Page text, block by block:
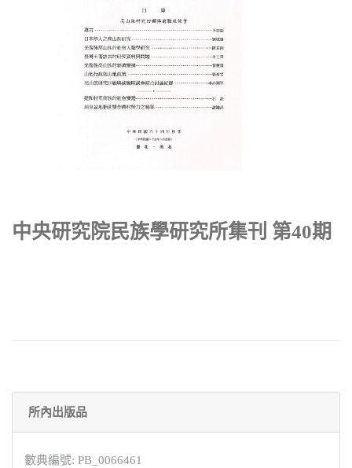
中央研究院民族學研究所集刊 第40期
所內出版品
數典編號: PB_0066461